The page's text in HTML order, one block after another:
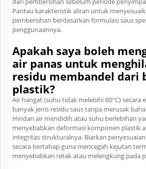
Pantau karakteristik aliran untuk
pembersihan berdasarkan formulasi saus
penggunaannya.
Apakah saya boleh
air panas untuk
residu membandel dari
plastik?
Air hangat (suhu tidak melebihi 60°C) secara
banyak jenis residu saus tanpa merusak
Hindari air mendidih atau suhu berlebihan
menyebabkan deformasi komponen plastik
integritas strukturalnya. Biarkan
secara bertahap guna mencegah kejutan
menyebabkan retak atau melengkung pada